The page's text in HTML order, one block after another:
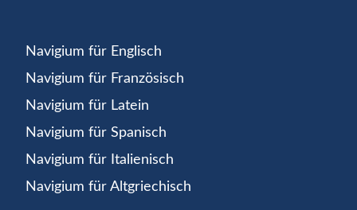
Navigium für Englisch
Navigium für Französisch
Navigium für Latein
Navigium für Spanisch
Navigium für Italienisch
Navigium für Altgriechisch